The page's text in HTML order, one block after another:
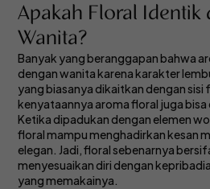
Apakah Floral Identik
Wanita?
Banyak yang beranggapan bahwa
dengan wanita karena karakter
yang biasanya dikaitkan dengan sisi
kenyataannya aroma floral juga bisa
Ketika dipadukan dengan elemen
floral mampu menghadirkan kesan
elegan. Jadi, floral sebenarnya
menyesuaikan diri dengan
yang memakainya.